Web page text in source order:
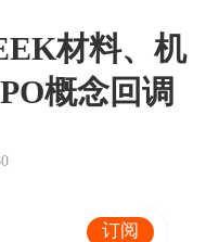
材料、机
概念回调
订阅